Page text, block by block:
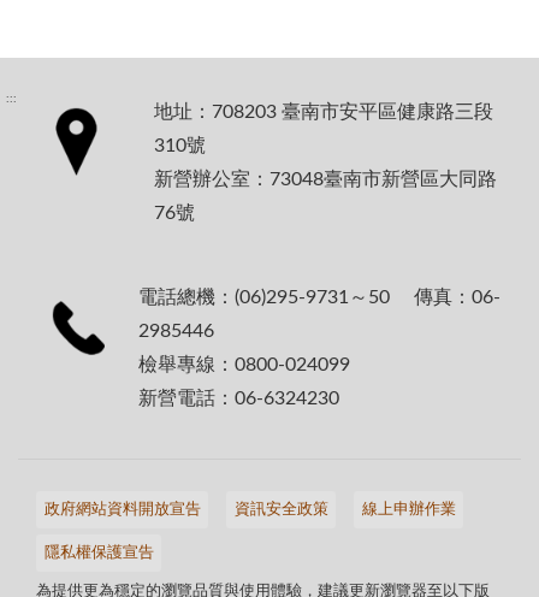
:::
地址：708203 臺南市安平區健康路三段
310號
新營辦公室：73048臺南市新營區大同路
76號
電話總機：(06)295-9731～50 傳真：06-
2985446
檢舉專線：0800-024099
新營電話：06-6324230
政府網站資料開放宣告 資訊安全政策 線上申辦作業
隱私權保護宣告
為提供更為穩定的瀏覽品質與使用體驗，建議更新瀏覽器至以下版